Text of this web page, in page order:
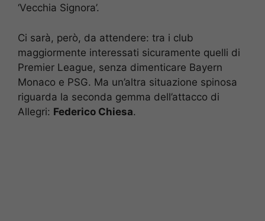
‘Vecchia Signora’.
Ci sarà, però, da attendere: tra i club
maggiormente interessati sicuramente quelli di
Premier League, senza dimenticare Bayern
Monaco e PSG. Ma un’altra situazione spinosa
riguarda la seconda gemma dell’attacco di
Allegri: Federico Chiesa.